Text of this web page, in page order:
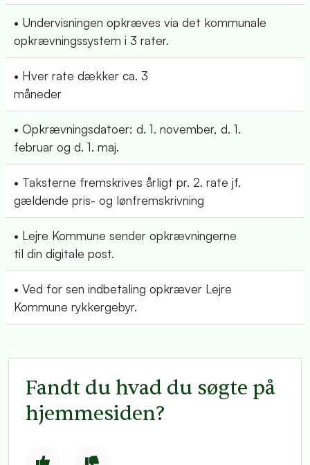
• Undervisningen opkræves via det kommunale
opkrævningssystem i 3 rater.
• Hver rate dækker ca. 3
måneder
• Opkrævningsdatoer: d. 1. november, d. 1.
februar og d. 1. maj.
• Taksterne fremskrives årligt pr. 2. rate jf.
gældende pris- og lønfremskrivning
• Lejre Kommune sender opkrævningerne
til din digitale post.
• Ved for sen indbetaling opkræver Lejre
Kommune rykkergebyr.
Fandt du hvad du søgte på
hjemmesiden?